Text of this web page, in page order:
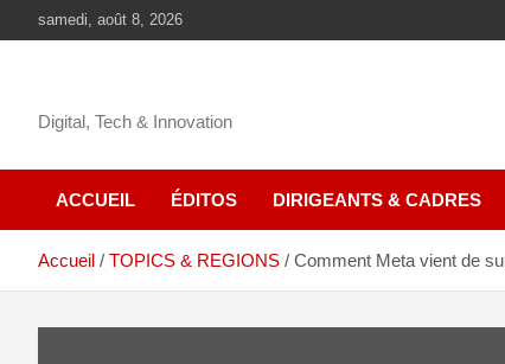
samedi, août 8, 2026
Digital, Tech & Innovation
ACCUEIL ÉDITOS DIRIGEANTS & CADRES
Accueil TOPICS & REGIONS Comment Meta vient de